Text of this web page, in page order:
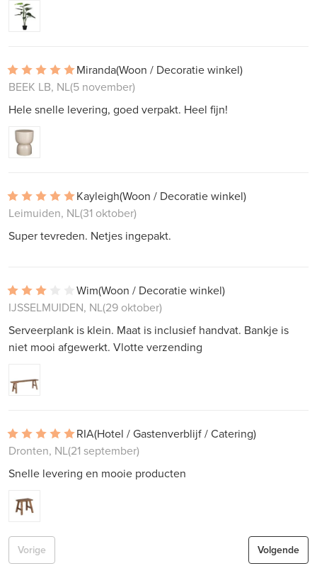
Miranda(Woon / Decoratie winkel)
BEEK LB, NL(5 november)
Hele snelle levering, goed verpakt. Heel fijn!
Kayleigh(Woon / Decoratie winkel)
Leimuiden, NL(31 oktober)
Super tevreden. Netjes ingepakt.
Wim(Woon / Decoratie winkel)
IJSSELMUIDEN, NL(29 oktober)
Serveerplank is klein. Maat is inclusief handvat. Bankje is
niet mooi afgewerkt. Vlotte verzending
RIA(Hotel / Gastenverblijf / Catering)
Dronten, NL(21 september)
Snelle levering en mooie producten
Volgende
Vorige